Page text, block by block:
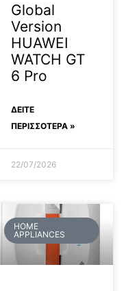
Global
Version
HUAWEI
WATCH GT
6 Pro
ΔΕΊΤΕ
ΠΕΡΙΣΣΟΤΕΡΑ »
22/07/2026
HOME
APPLIANCES